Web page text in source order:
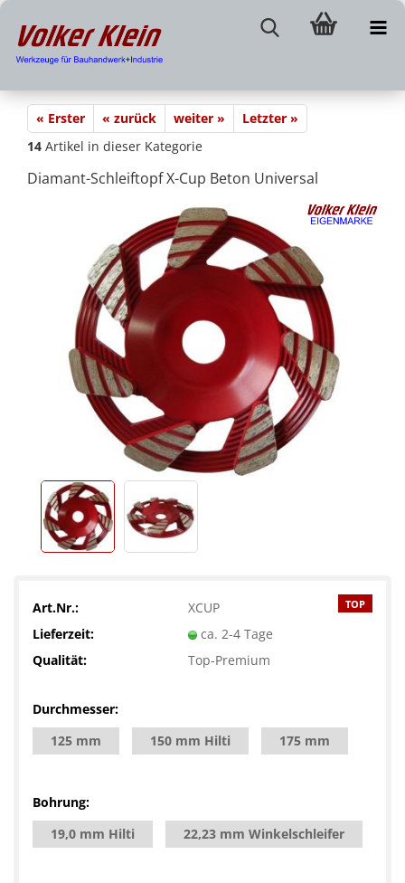
« Erster « zurück weiter »
Letzter »
14 Artikel in dieser Kategorie
Diamant-Schleiftopf X-Cup Beton Universal
TOP
Art.Nr.:
XCUP
Lieferzeit:
ca. 2-4 Tage
Qualität:
Top-Premium
Durchmesser:
125 mm
150 mm Hilti 175 mm
Bohrung:
19,0 mm Hilti
22,23 mm Winkelschleifer